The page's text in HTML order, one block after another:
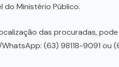
do Ministério Público.
das procuradas, pode
(63) 98118-9091 ou